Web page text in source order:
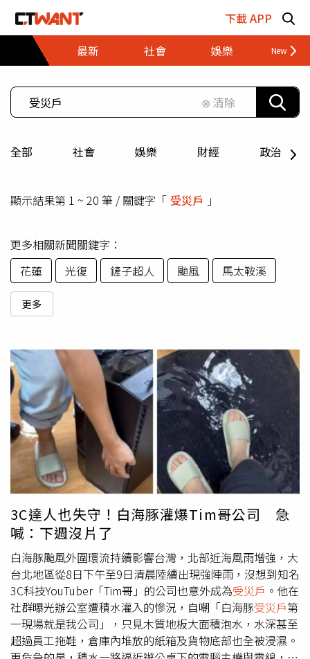
下載 APP
最新
社會 娛樂 財經
⊗ 清除
全部 社會 娛樂 財經 政治
顯示結果第 1 ~ 20 筆 / 關鍵字「 受災戶 」
更多相關新聞關鍵字：
花蓮
光復 鏟子超人 颱風 馬太鞍溪
更多
3C達人也失守！白海豚灌爆Tim哥公司 急
喊：下週沒片了
白海豚颱風外圍環流持續影響台灣，北部近海風雨增強，大
台北地區從8日下午至9日清晨陸續出現強陣雨，沒想到知名
3C科技YouTuber「Tim哥」的公司也意外成為受災戶 。他在
社群曝光辦公室遭積水灌入的慘況，自嘲「白海豚受災戶第
一現場就是我公司」，只見木質地板大面積泡水，水深甚至
超過員工拖鞋，倉庫內堆放的紙箱及貨物底部也全被浸濕。